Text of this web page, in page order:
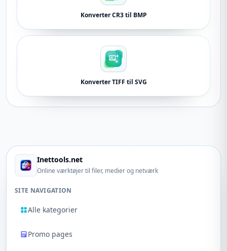
Konverter CR3 til BMP
Konverter TIFF til SVG
Inettools.net
Online værktøjer til filer, medier og netværk
SITE NAVIGATION
Alle kategorier
Promo pages